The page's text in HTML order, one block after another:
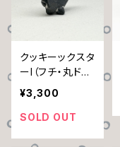
クッキーックスタ
ーI（フチ・丸ドッ
ト）
¥3,300
SOLD OUT